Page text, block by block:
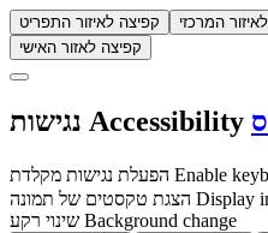
קפיצה לאיזור התפריט המרכזי
קפיצה לאזור האישי
Accessibility
Enable
Display
Background change